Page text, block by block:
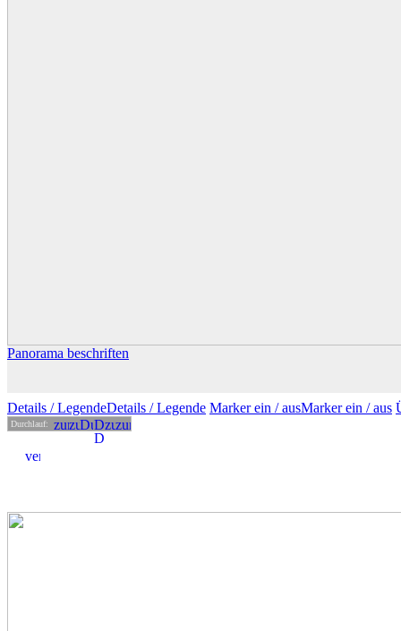
Panorama beschriften
Details / LegendeDetails /Legende Marker ein /ausMarkerein / aus
Durchlauf: